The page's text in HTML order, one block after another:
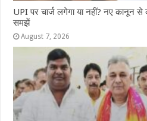
UPI पर चार्ज लगेगा या नहीं? नए कानून
समझें
August 7, 2026